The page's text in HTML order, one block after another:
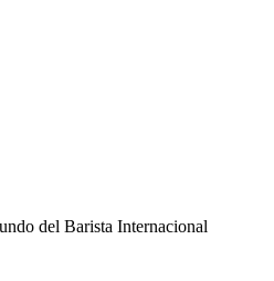
del Barista Internacional